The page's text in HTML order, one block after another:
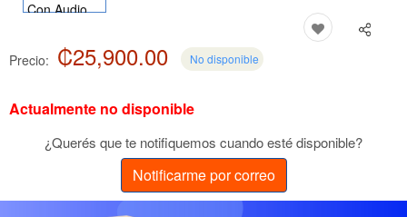
Precio: ₡25,900.00 No disponible
Actualmente no disponible
¿Querés que te notifiquemos cuando esté disponible?
Notificarme por correo